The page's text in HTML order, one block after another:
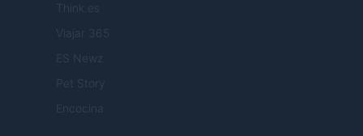
Think.es
Viajar 365
ES Newz
Pet Story
Encocina